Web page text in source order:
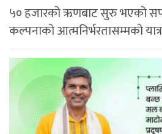
५० हजारको ऋणबाट सुरु भएको
कल्पनाको आत्मनिर्भरतासम्मको